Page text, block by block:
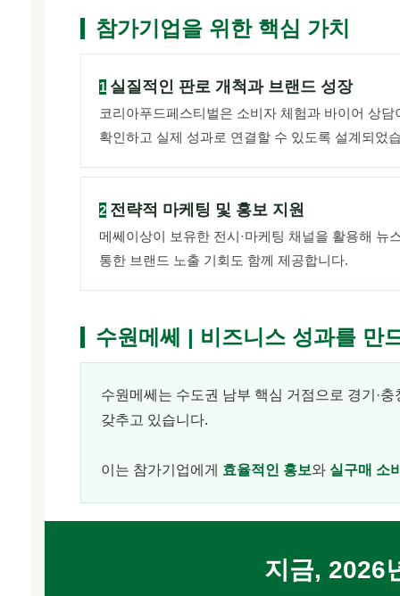
참가기업을 위한 핵심 가치
1 실질적인 판로 개척과 브랜드 성장
코리아푸드페스티벌은 소비자 체험과 바이어 상
확인하고 실제 성과로 연결할 수 있도록 설계되었
2 전략적 마케팅 및 홍보 지원
메쎄이상이 보유한 전시·마케팅 채널을 활용해
통한 브랜드 노출 기회도 함께 제공합니다.
수원메쎄 | 비즈니스 성과를 만
수원메쎄는 수도권 남부 핵심 거점으로 경기·
갖추고 있습니다.
이는 참가기업에게 효율적인 홍보와 실구매 소
지금, 2026